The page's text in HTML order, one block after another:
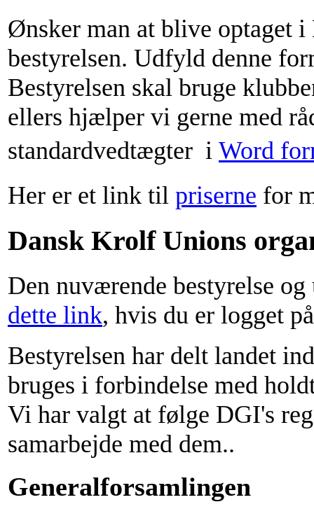
Ønsker man at blive optaget
bestyrelsen. Udfyld denne
Bestyrelsen skal bruge
ellers hjælper vi gerne med
standardvedtægter i Word
Her er et link til priserne for
Dansk Krolf Unions
Den nuværende bestyrelse
dette link, hvis du er logget
Bestyrelsen har delt landet
bruges i forbindelse med
Vi har valgt at følge DGI's
samarbejde med dem..
Generalforsamlingen